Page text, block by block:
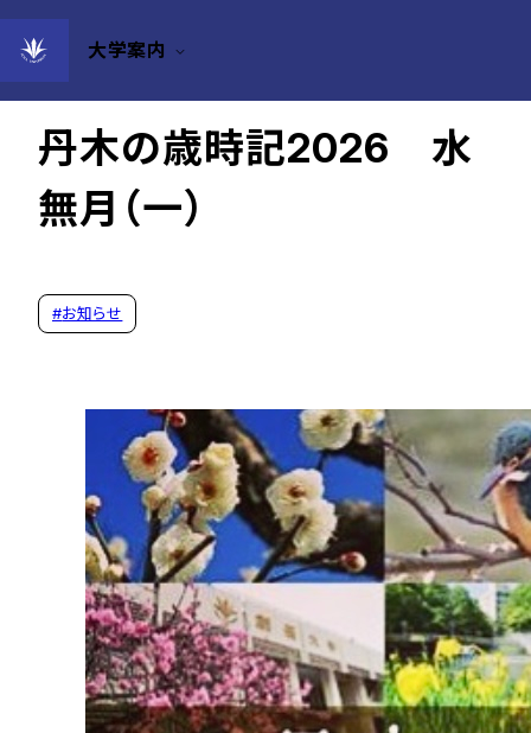
大学案内
2026年06月02日
丹木の歳時記2026 水
無月（一）
#お知らせ